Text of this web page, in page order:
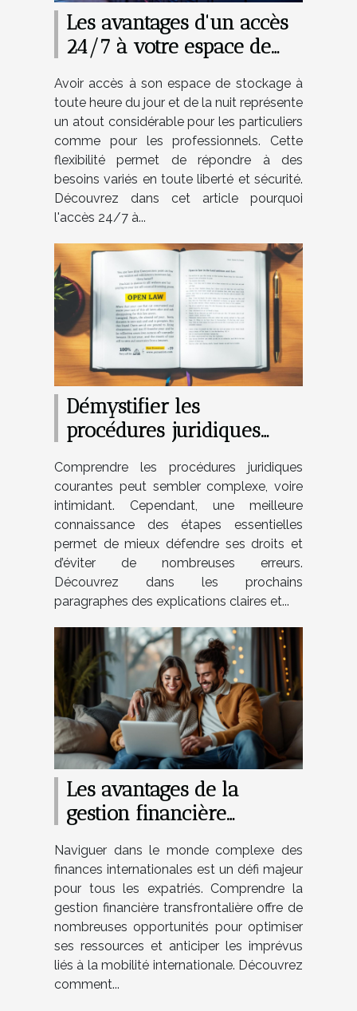
Les avantages d'un accès
24/7 à votre espace de
Avoir accès à son espace de stockage à
toute heure du jour et de la nuit représente
un atout considérable pour les particuliers
comme pour les professionnels. Cette
flexibilité permet de répondre à des
besoins variés en toute liberté et sécurité.
Découvrez dans cet article pourquoi
l'accès 24/7 à...
Démystifier les
procédures juridiques
Comprendre les procédures juridiques
courantes peut sembler complexe, voire
intimidant. Cependant, une meilleure
connaissance des étapes essentielles
permet de mieux défendre ses droits et
d’éviter de nombreuses erreurs.
Découvrez dans les prochains
paragraphes des explications claires et...
Les avantages de la
gestion financière
expatriés
Naviguer dans le monde complexe des
finances internationales est un défi majeur
pour tous les expatriés. Comprendre la
gestion financière transfrontalière offre de
nombreuses opportunités pour optimiser
ses ressources et anticiper les imprévus
liés à la mobilité internationale. Découvrez
comment...